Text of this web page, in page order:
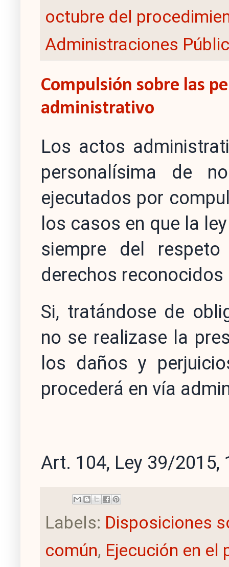
octubre del
Administraciones
Compulsión sobre las
administrativo
Los actos
personalísima de
ejecutados por
los casos en que la
siempre del
derechos
Si, tratándose de
no se realizase la
los daños y
procederá en vía
Art. 104, Ley 39/2015,
Labels: Disposiciones
común, Ejecución en el